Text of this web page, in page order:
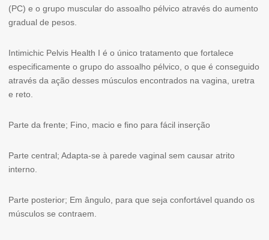
1
(PC) e o grupo muscular do assoalho pélvico através do aumento
gradual de pesos.
Intimichic Pelvis Health I é o único tratamento que fortalece
especificamente o grupo do assoalho pélvico, o que é conseguido
através da ação desses músculos encontrados na vagina, uretra
e reto.
Parte da frente; Fino, macio e fino para fácil inserção
Parte central; Adapta-se à parede vaginal sem causar atrito
interno.
Parte posterior; Em ângulo, para que seja confortável quando os
músculos se contraem.